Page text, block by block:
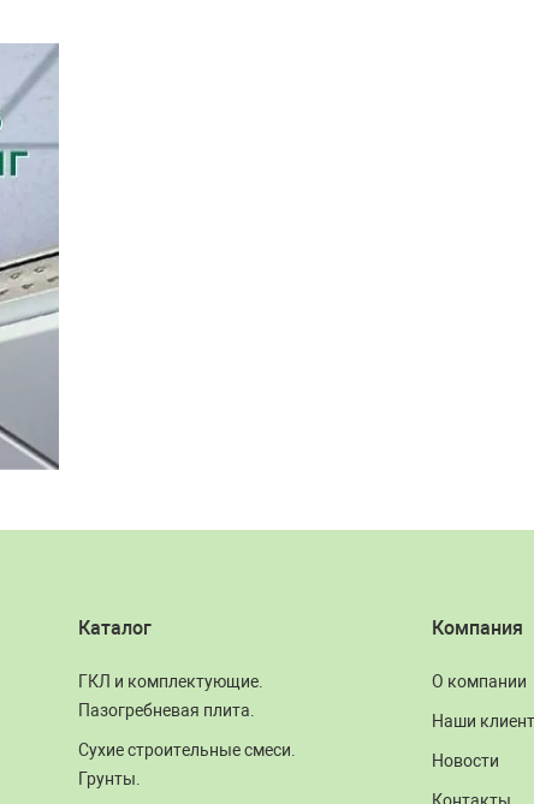
Каталог
ГКЛ и комплектующие.
Пазогребневая плита.
Сухие строительные смеси.
Грунты.
Компания
О компании
Наши
Новости
Контакты